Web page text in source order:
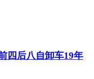
四后八自卸车19年